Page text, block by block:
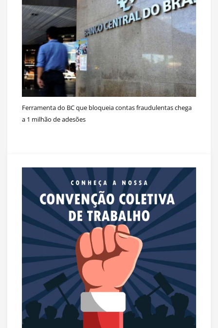
Ferramenta do BC que bloqueia contas fraudulentas chega
a 1 milhão de adesões